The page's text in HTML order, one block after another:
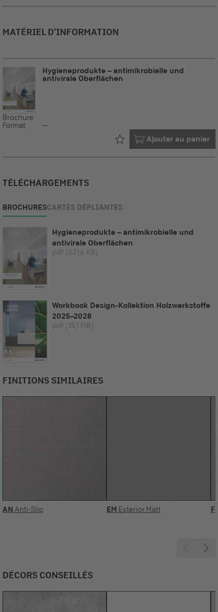
MATÉRIEL D'INFORMATION
Hygieneprodukte – antimikrobielle und
antivirale Oberflächen
Brochure
Format:
--
Ajouter au panier
Déjà dans votre
TÉLÉCHARGEMENTS
BROCHURESCARTES DÉPLIANTES
Hygieneprodukte – antimikrobielle und
antivirale Oberflächen
pdf (621,6 KB)
Workbook Design-Kollektion Holzwerkstoffe
2025–2028
pdf (15,1 MB)
FINITIONS SIMILAIRES
AN Anti-Slip EM Exterior Matt
DÉCORS CONSEILLÉS